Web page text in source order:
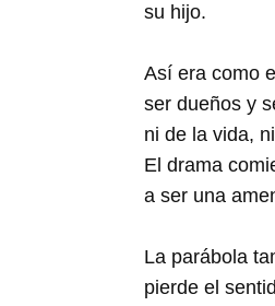
su hijo.
Así era como
ser dueños y
ni de la vida,
El drama
a ser una
La parábola
pierde el